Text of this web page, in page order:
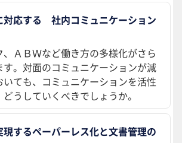
対応する 社内コミュニケーション
、ＡＢＷなど働き方の多様化がさら
す。対面のコミュニケーションが減
いても、コミュニケーションを活性
うしていくべきでしょうか。
するペーパーレス化と文書管理の